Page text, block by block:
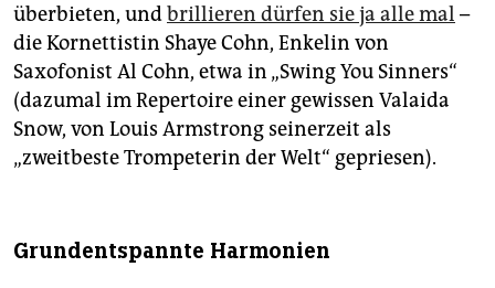
überbieten, undbrillieren dürfen sie ja alle mal –
die Kornettistin Shaye Cohn, Enkelin von
Saxofonist Al Cohn, etwa in „Swing You Sinners“
(dazumal im Repertoire einer gewissen Valaida
Snow, von Louis Armstrong seinerzeit als
„zweitbeste Trompeterin der Welt“ gepriesen).
Grundentspannte Harmonien